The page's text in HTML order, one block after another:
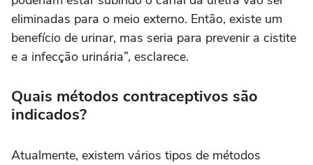
eliminadas para o meio externo. Então, existe um
benefício de urinar, mas seria para prevenir a cistite
e a infecção urinária”, esclarece.
Quais métodos contraceptivos são
indicados?
Atualmente, existem vários tipos de métodos